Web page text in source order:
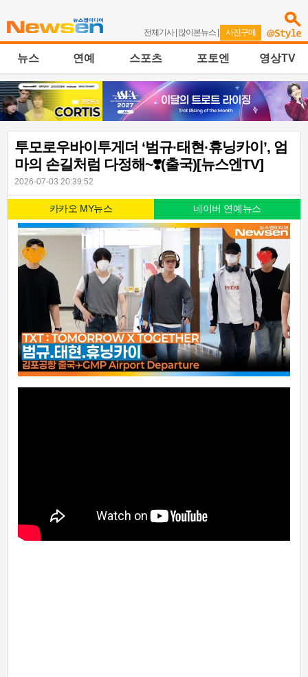
전체기사| 많이본뉴스 | 사진구매
뉴스 연예 스포츠 포토엔 영상TV
투모로우바이투게더 ‘범규·태현·휴닝카이’, 엄
마의 손길처럼 다정해~❣️(출국)[뉴스엔TV]
2026-07-03 20:39:52
카카오 MY뉴스 네이버 연예뉴스